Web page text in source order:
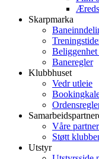
Skarpmarka
Baneregler
Klubbhuset
Vedr utleie
Våre
Støtt
Utstyr